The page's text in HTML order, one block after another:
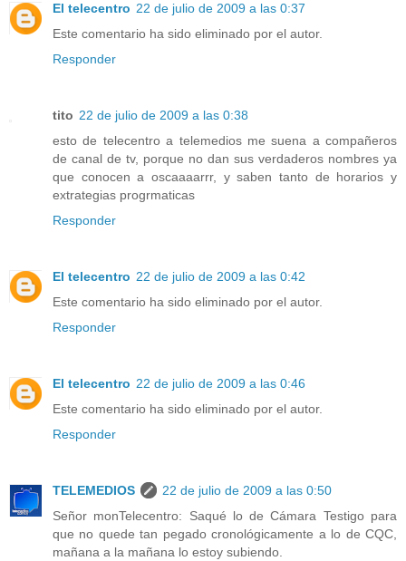
El telecentro 22 de julio de 2009 a las 0:37
Este comentario ha sido eliminado por el autor.
Responder
tito 22 de julio de 2009 a las 0:38
esto de telecentro a telemedios me suena a compañeros
de canal de tv, porque no dan sus verdaderos nombres ya
que conocen a oscaaaarrr, y saben tanto de horarios y
extrategias progrmaticas
Responder
El telecentro 22 de julio de 2009 a las 0:42
Este comentario ha sido eliminado por el autor.
Responder
El telecentro 22 de julio de 2009 a las 0:46
Este comentario ha sido eliminado por el autor.
Responder
TELEMEDIOS
22 de julio de 2009 a las 0:50
Señor monTelecentro: Saqué lo de Cámara Testigo para
que no quede tan pegado cronológicamente a lo de CQC,
mañana a la mañana lo estoy subiendo.